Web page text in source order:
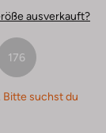
ausverkauft?
176
Bitte suchst du